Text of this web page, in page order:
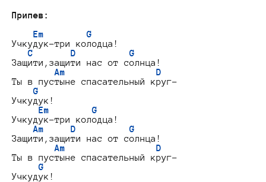
Припев:
Em        G
Учкудук-три колодца!
C       D          G
Защити,защити нас от солнца!
Am                 D
Ты в пустыне спасательный круг-
G
Учкудук!
Em        G
Учкудук-три колодца!
Am     D          G
Защити,защити нас от солнца!
Am                 D
Ты в пустыне спасательный круг-
G
Учкудук!